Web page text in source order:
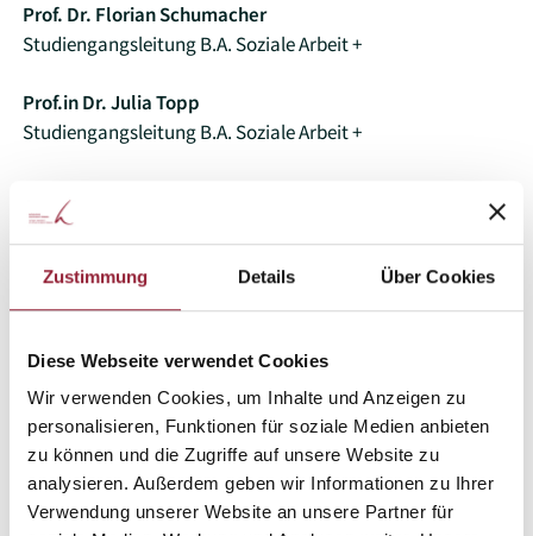
Zustimmung Details Über Cookies
Diese Webseite verwendet Cookies
Wir verwenden Cookies, um Inhalte und Anzeigen zu
personalisieren, Funktionen für soziale Medien anbieten
zu können und die Zugriffe auf unsere Website zu
analysieren. Außerdem geben wir Informationen zu Ihrer
Verwendung unserer Website an unsere Partner für
Prof. Dr. Florian Schumacher
Studiengangsleitung B.A. Soziale Arbeit +
Prof.in Dr. Julia Topp
Studiengangsleitung B.A. Soziale Arbeit +
Online, um an der Veranstaltung teilzunehmen, verwenden
Sie bittediesen Link.
Anmeldung
Sie dabei sind.
Sie haben Fragen? Sprechen Sie uns
an!